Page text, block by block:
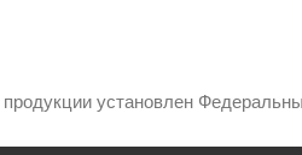
установлен